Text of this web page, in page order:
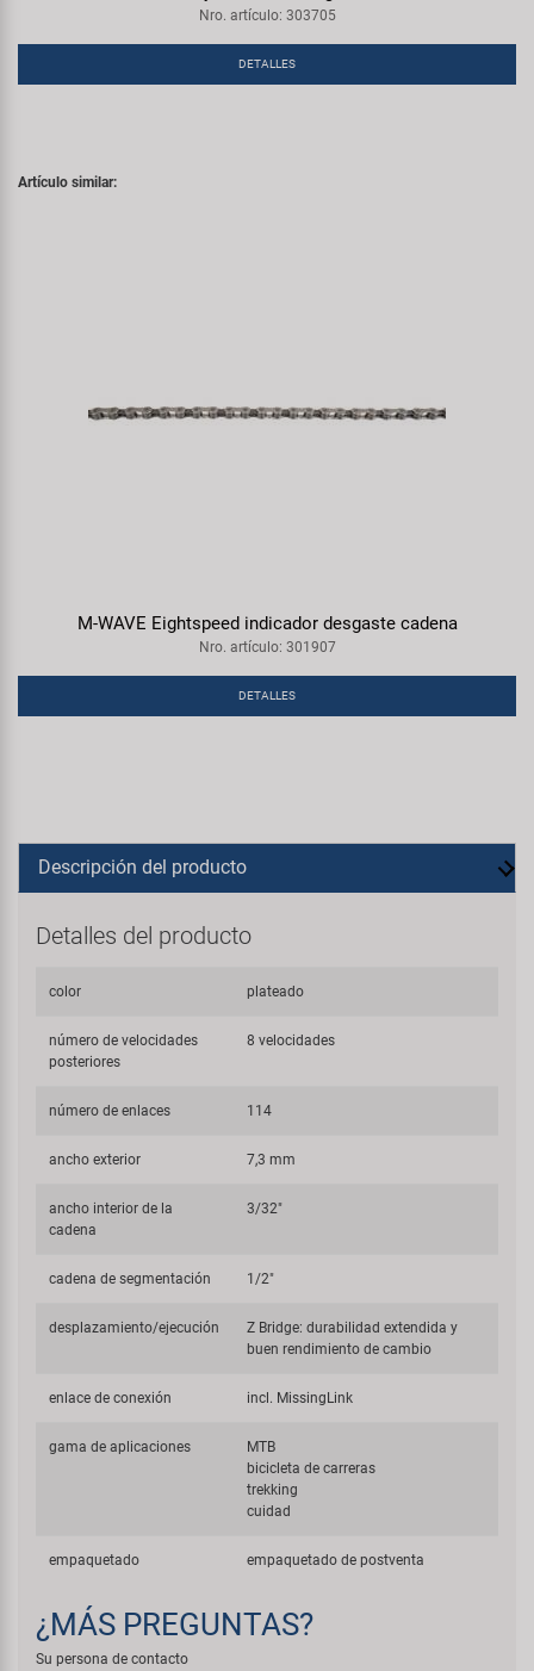
Nro. artículo: 303705
DETALLES
Artículo similar:
M-WAVE Eightspeed indicador desgaste cadena
Nro. artículo: 301907
DETALLES
Descripción del producto
Detalles del producto
color plateado
número de velocidades
posteriores
8 velocidades
número de enlaces 114
ancho exterior 7,3 mm
ancho interior de la
cadena
3/32"
cadena de segmentación 1/2"
desplazamiento/ejecución
Z Bridge: durabilidad extendida y
buen rendimiento de cambio
enlace de conexión incl. MissingLink
gama de aplicaciones
MTB
bicicleta de carreras
trekking
cuidad
empaquetado empaquetado de postventa
¿MÁS PREGUNTAS?
Su persona de contacto